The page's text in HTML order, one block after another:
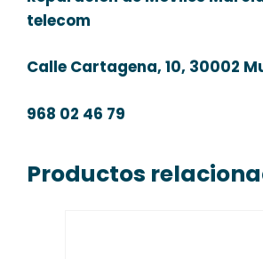
telecom
Calle Cartagena, 10, 30002
968 02 46 79
Productos